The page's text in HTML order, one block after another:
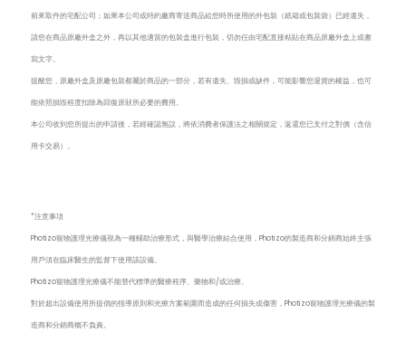
前來取件的宅配公司；如果本公司或特約廠商寄送商品給您時所使用的外包裝（紙箱或包裝袋）已經遺失，
請您在商品原廠外盒之外，再以其他適當的包裝盒進行包裝，切勿任由宅配直接粘貼在商品原廠外盒上或書
寫文字。
提醒您，原廠外盒及原廠包裝都屬於商品的一部分，若有遺失、毀損或缺件，可能影響您退貨的權益，也可
能依照損毀程度扣除為回復原狀所必要的費用。
本公司收到您所提出的申請後，若經確認無誤，將依消費者保護法之相關規定，返還您已支付之對價（含信
用卡交易）。
*注意事項
Photizo寵物護理光療儀視為一種輔助治療形式，與醫學治療結合使用，Photizo的製造商和分銷商始終主張
用戶須在臨床醫生的監督下使用該設備。
Photizo寵物護理光療儀不能替代標準的醫療程序、藥物和/或治療。
對於超出設備使用所提倡的指導原則和光療方案範圍而造成的任何損失或傷害，Photizo寵物護理光療儀的製
造商和分銷商概不負責。